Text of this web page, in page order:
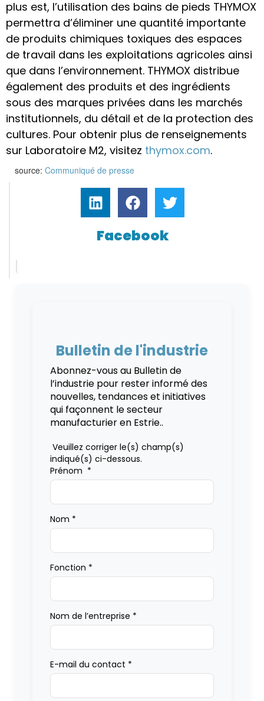
plus est, l’utilisation des bains de pieds THYMOX
permettra d’éliminer une quantité importante
de produits chimiques toxiques des espaces
de travail dans les exploitations agricoles ainsi
que dans l’environnement. THYMOX distribue
également des produits et des ingrédients
sous des marques privées dans les marchés
institutionnels, du détail et de la protection des
cultures. Pour obtenir plus de renseignements
sur Laboratoire M2, visitez thymox.com.
source: Communiqué de presse
Facebook
Bulletin de l'industrie
Abonnez-vous au Bulletin de
l’industrie pour rester informé des
nouvelles, tendances et initiatives
qui façonnent le secteur
manufacturier en Estrie..
Veuillez corriger le(s) champ(s)
indiqué(s) ci-dessous.
Prénom *
Nom *
Fonction *
Nom de l’entreprise *
E-mail du contact *